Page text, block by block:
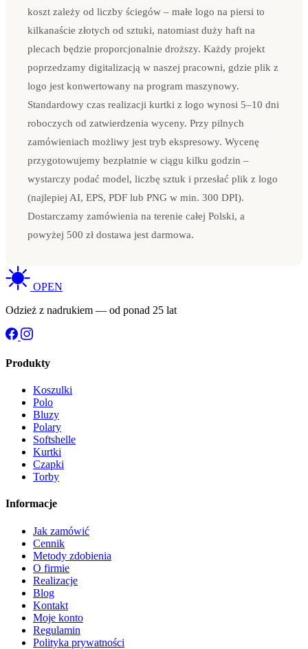
koszt zależy od liczby ściegów – małe logo na piersi to
kilkanaście złotych od sztuki, natomiast duży haft na
plecach będzie proporcjonalnie droższy. Każdy projekt
poprzedzamy digitalizacją w naszej pracowni, gdzie plik z
logo jest konwertowany na program maszynowy.
Standardowy czas realizacji kurtki z logo wynosi 5–10 dni
roboczych od zatwierdzenia wyceny. Przy pilnych
zamówieniach możliwy jest tryb ekspresowy. Wycenę
przygotowujemy bezpłatnie w ciągu kilku godzin –
wystarczy podać model, liczbę sztuk i przesłać plik z logo
(najlepiej AI, EPS, PDF lub PNG w min. 300 DPI).
Dostarczamy zamówienia na terenie całej Polski, a
powyżej 500 zł dostawa jest darmowa.
OPEN
Odzież z nadrukiem — od ponad 25 lat
Produkty
Koszulki
Polo
Bluzy
Polary
Softshelle
Kurtki
Czapki
Torby
Informacje
Jak zamówić
Cennik
Metody zdobienia
O firmie
Realizacje
Blog
Kontakt
Moje konto
Regulamin
Polityka prywatności